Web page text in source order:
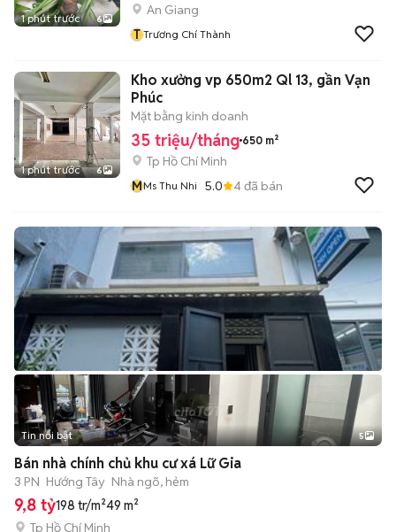
1 phút trước 6
An Giang
T Trương Chí Thành
1 phút trước 6
Kho xưởng vp 650m2 Ql 13, gần Vạn
Phúc
Mặt bằng kinh doanh
35 triệu/tháng 650 m²
Tp Hồ Chí Minh
MMs Thu Nhi 5.0 4đã bán
Tin nổi bật 5
Bán nhà chính chủ khu cư xá Lữ Gia
3 PN Hướng Tây Nhà ngõ, hẻm
9,8 tỷ198 tr/m²49 m²
Tp Hồ Chí Minh